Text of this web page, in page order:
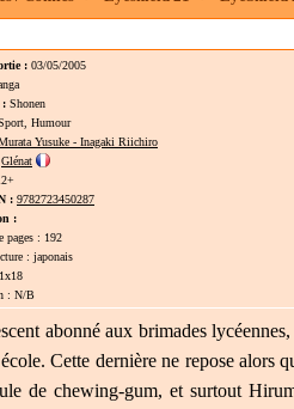
: 03/05/2005
: Shonen
Humour
Yusuke - Inagaki Riichiro
Glénat
: 9782723450287
:
pages : 192
: japonais
: N/B
abonné aux brimades
Cette dernière ne repose alors
de chewing-gum, et surtout